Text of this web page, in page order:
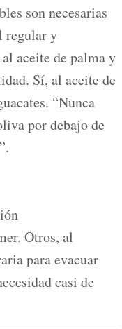
son necesarias
regular y
aceite de palma y
Sí, al aceite de
“Nunca
por debajo de
Otros, al
para evacuar
casi de